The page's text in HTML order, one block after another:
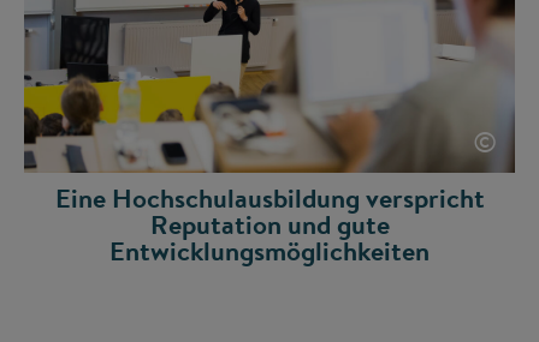
Eine Hochschulausbildung verspricht
Reputation und gute
Entwicklungsmöglichkeiten
©